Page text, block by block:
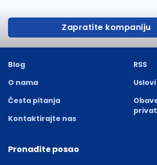
Zapratite kompaniju
Blog
O nama
Česta pitanja
Kontaktirajte nas
RSS
Pronađite posao